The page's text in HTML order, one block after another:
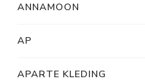
ANNAMOON
AP
APARTE KLEDING